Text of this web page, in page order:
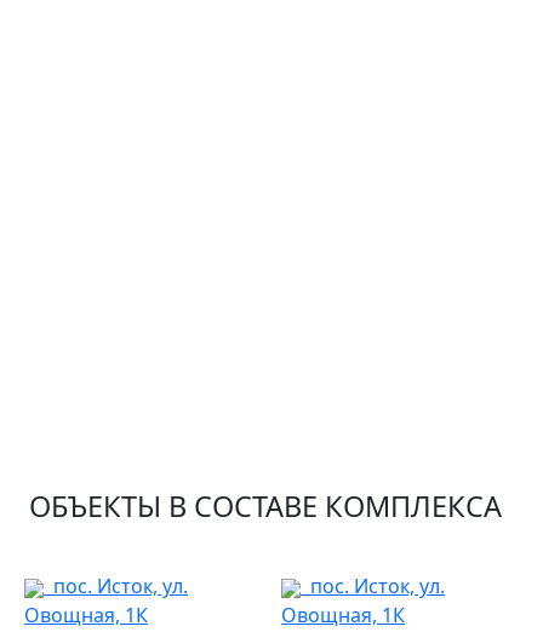
ОБЪЕКТЫ В СОСТАВЕ КОМПЛЕКСА
пос. Исток, ул.
Овощная, 1К
пос. Исток, ул.
Овощная, 1К